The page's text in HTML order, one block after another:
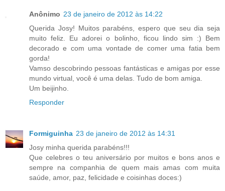
Anônimo 23 de janeiro de 2012 às 14:22
Querida Josy! Muitos parabéns, espero que seu dia seja
muito feliz. Eu adorei o bolinho, ficou lindo sim :) Bem
decorado e com uma vontade de comer uma fatia bem
gorda!
Vamso descobrindo pessoas fantásticas e amigas por esse
mundo virtual, você é uma delas. Tudo de bom amiga.
Um beijinho.
Responder
Formiguinha 23 de janeiro de 2012 às 14:31
Josy minha querida parabéns!!!
Que celebres o teu aniversário por muitos e bons anos e
sempre na companhia de quem mais amas com muita
saúde, amor, paz, felicidade e coisinhas doces:)